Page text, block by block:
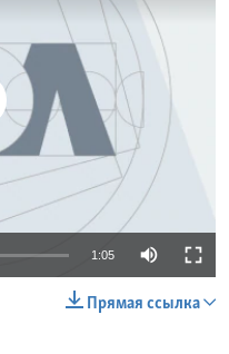
available
1:05
Прямая ссылка